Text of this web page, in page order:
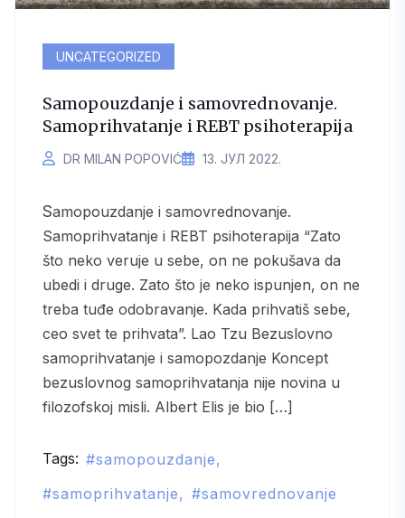
UNCATEGORIZED
Samopouzdanje i samovrednovanje.
Samoprihvatanje i REBT psihoterapija
DR MILAN POPOVIĆ 13. ЈУЛ 2022.
Samopouzdanje i samovrednovanje.
Samoprihvatanje i REBT psihoterapija “Zato
što neko veruje u sebe, on ne pokušava da
ubedi i druge. Zato što je neko ispunjen, on ne
treba tuđe odobravanje. Kada prihvatiš sebe,
ceo svet te prihvata”. Lao Tzu Bezuslovno
samoprihvatanje i samopozdanje Koncept
bezuslovnog samoprihvatanja nije novina u
filozofskoj misli. Albert Elis je bio […]
Tags:
samopouzdanje
samoprihvatanje
samovrednovanje